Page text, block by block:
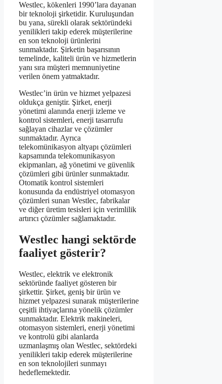
Westlec, kökenleri 1990’lara dayanan
bir teknoloji şirketidir. Kuruluşundan
bu yana, sürekli olarak sektöründeki
yenilikleri takip ederek müşterilerine
en son teknoloji ürünlerini
sunmaktadır. Şirketin başarısının
temelinde, kaliteli ürün ve hizmetlerin
yanı sıra müşteri memnuniyetine
verilen önem yatmaktadır.
Westlec’in ürün ve hizmet yelpazesi
oldukça geniştir. Şirket, enerji
yönetimi alanında enerji izleme ve
kontrol sistemleri, enerji tasarrufu
sağlayan cihazlar ve çözümler
sunmaktadır. Ayrıca
telekomünikasyon altyapı çözümleri
kapsamında telekomunikasyon
ekipmanları, ağ yönetimi ve güvenlik
çözümleri gibi ürünler sunmaktadır.
Otomatik kontrol sistemleri
konusunda da endüstriyel otomasyon
çözümleri sunan Westlec, fabrikalar
ve diğer üretim tesisleri için verimlilik
artırıcı çözümler sağlamaktadır.
Westlec hangi sektörde
faaliyet gösterir?
Westlec, elektrik ve elektronik
sektöründe faaliyet gösteren bir
şirkettir. Şirket, geniş bir ürün ve
hizmet yelpazesi sunarak müşterilerine
çeşitli ihtiyaçlarına yönelik çözümler
sunmaktadır. Elektrik makineleri,
otomasyon sistemleri, enerji yönetimi
ve kontrolü gibi alanlarda
uzmanlaşmış olan Westlec, sektördeki
yenilikleri takip ederek müşterilerine
en son teknolojileri sunmayı
hedeflemektedir.